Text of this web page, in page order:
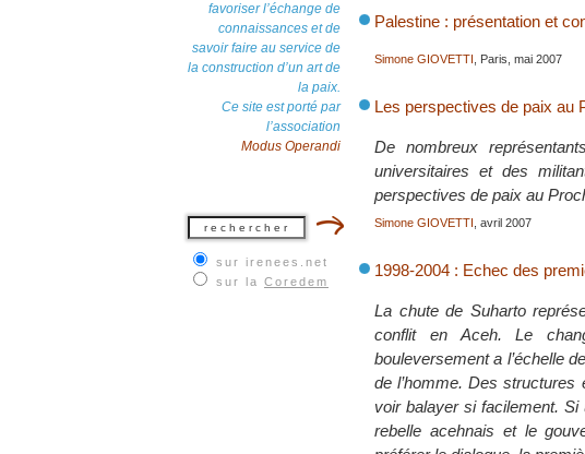
favoriser l’échange de
connaissances et de
savoir faire au service de
la construction d’un art de
la paix.
Ce site est porté par
l’association
Modus Operandi
sur irenees.net
sur la Coredem
Palestine : présentation et
Simone GIOVETTI , Paris, mai 2007
Les perspectives de paix au
De nombreux
universitaires et des
perspectives de paix au
Simone GIOVETTI , avril 2007
1998-2004 : Echec des
La chute de Suharto
conflit en Aceh. Le
bouleversement a l’échelle
de l’homme. Des
voir balayer si facilement.
rebelle acehnais et le